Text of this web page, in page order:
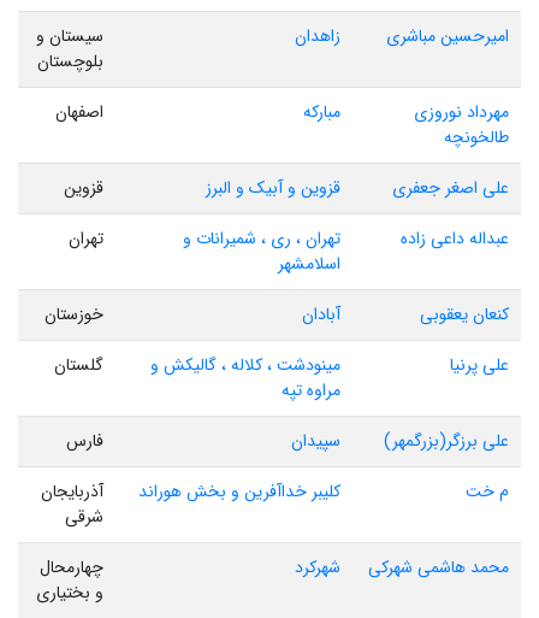
امیرحسین مباشری
زاهدان
سیستان و
بلوچستان
مهرداد نوروزی
طالخونچه
مبارکه اصفهان
علی اصغر جعفری قزوین و آبیک و البرز
قزوین
عبداله داعی زاده
تهران ، ری ، شمیرانات و
اسلامشهر
تهران
کنعان یعقوبی آبادان
خوزستان
علی پرنیا
مینودشت ، کلاله ، گالیکش و
مراوه تپه
گلستان
علی برزگر(بزرگمهر) سپیدان
فارس
م خت
کلیبر خداآفرین و بخش هوراند
آذربایجان
شرقی
محمد هاشمی شهرکی
شهرکرد
چهارمحال
و بختیاری